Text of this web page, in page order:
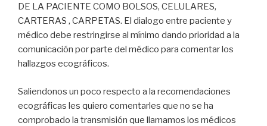
DE LA PACIENTE COMO BOLSOS, CELULARES,
CARTERAS , CARPETAS. El dialogo entre paciente y
médico debe restringirse al mínimo dando prioridad a la
comunicación por parte del médico para comentar los
hallazgos ecográficos.
Saliendonos un poco respecto a la recomendaciones
ecográficas les quiero comentarles que no se ha
comprobado la transmisión que llamamos los médicos